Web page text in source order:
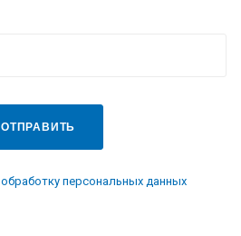
ОТПРАВИТЬ
обработку персональных данных